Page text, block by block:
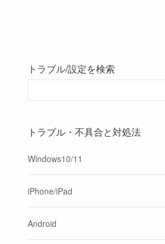
トラブル/設定を検索
トラブル・不具合と対処法
Windows10/11
iPhone/iPad
Android